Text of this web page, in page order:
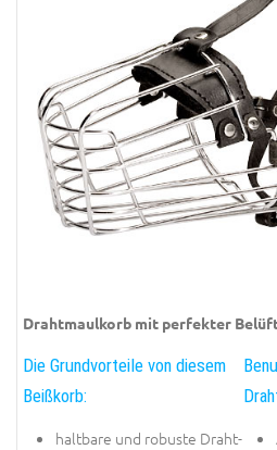
Drahtmaulkorb mit perfekter
Die Grundvorteile von diesem
Beißkorb:
haltbare und robuste Draht-